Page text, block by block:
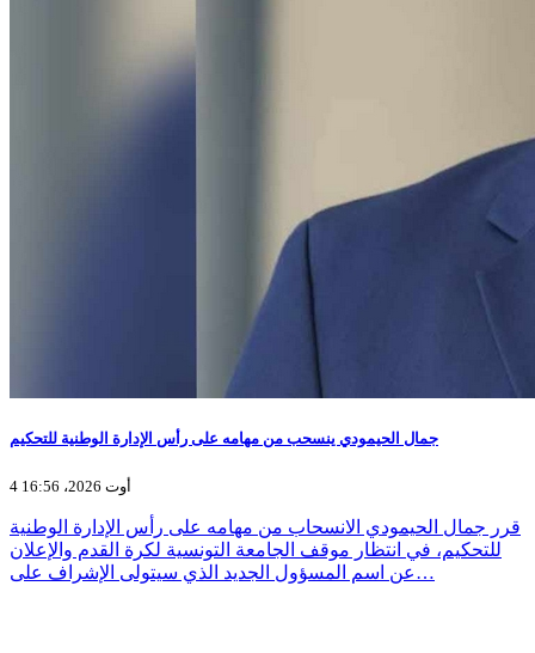
جمال الحيمودي ينسحب من مهامه على رأس الإدارة الوطنية للتحكيم
4 أوت 2026، 16:56
قرر جمال الحيمودي الانسحاب من مهامه على رأس الإدارة الوطنية
للتحكيم، في انتظار موقف الجامعة التونسية لكرة القدم والإعلان
عن اسم المسؤول الجديد الذي سيتولى الإشراف على…